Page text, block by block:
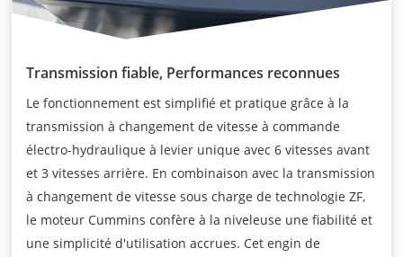
Transmission fiable, Performances reconnues
Le fonctionnement est simplifié et pratique grâce à la
transmission à changement de vitesse à commande
électro-hydraulique à levier unique avec 6 vitesses avant
et 3 vitesses arrière. En combinaison avec la transmission
à changement de vitesse sous charge de technologie ZF,
le moteur Cummins confère à la niveleuse une fiabilité et
une simplicité d'utilisation accrues. Cet engin de